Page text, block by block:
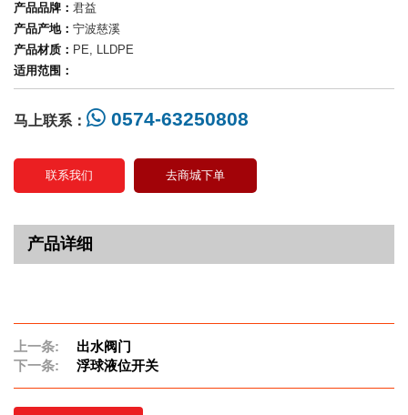
产品品牌： 君益
产品产地： 宁波慈溪
产品材质： PE, LLDPE
适用范围：
马上联系： 0574-63250808
联系我们 去商城下单
产品详细
上一条:
出水阀门
下一条:
浮球液位开关